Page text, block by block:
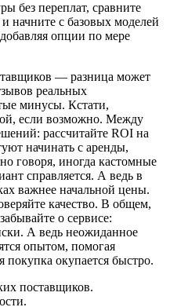
без переплат, сравните
начните с базовых моделей
опции по мере
— разница может
реальных
минусы. Кстати,
если возможно. Между
рассчитайте ROI на
начинать с аренды,
говоря, иногда кастомные
справляется. А ведь в
важнее начальной цены.
качество. В общем,
о сервисе:
А ведь неожиданное
опытом, помогая
окупается быстро.
поставщиков.